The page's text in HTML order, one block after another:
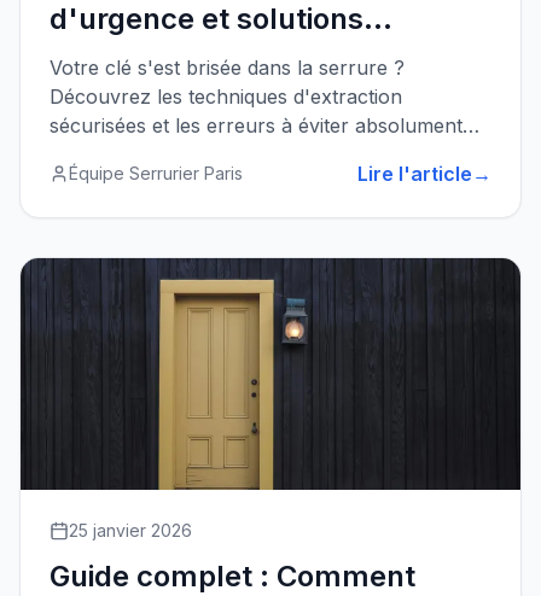
d'urgence et solutions
professionnelles
Votre clé s'est brisée dans la serrure ?
Découvrez les techniques d'extraction
sécurisées et les erreurs à éviter absolument
Équipe Serrurier Paris Lire l'article →
25 janvier 2026
Guide complet : Comment